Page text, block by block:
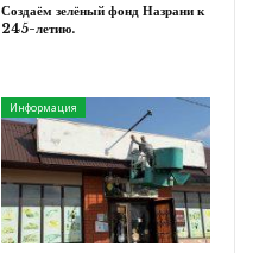
Создаём зелёный фонд Назрани к
245-летию.
Информация